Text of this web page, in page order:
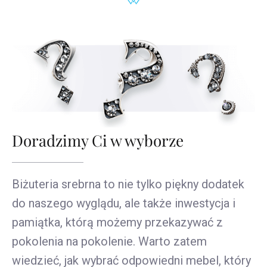
Doradzimy Ci w wyborze
Biżuteria srebrna to nie tylko piękny dodatek
do naszego wyglądu, ale także inwestycja i
pamiątka, którą możemy przekazywać z
pokolenia na pokolenie. Warto zatem
wiedzieć, jak wybrać odpowiedni mebel, który